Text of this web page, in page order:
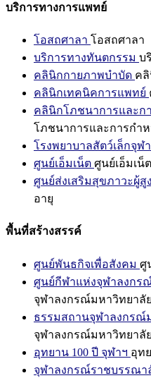
บริการทางการแพทย์
โอสถศาลา โอสถศาลา
บริการทางทันตกรรม บ
คลินิกกายภาพบำบัด ค
คลินิกเทคนิคการแพทย์
คลินิกโภชนาการและก
โภชนาการและการกำ
โรงพยาบาลสัตว์เล็กจุฬ
ศูนย์เอ็มเน็ต ศูนย์เอ็มเน็ต
ศูนย์ส่งเสริมสุขภาวะผู้สู
อายุ
พื้นที่สร้างสรรค์
ศูนย์พันธกิจเพื่อสังคม ศู
ศูนย์กีฬาแห่งจุฬาลงกร
จุฬาลงกรณ์มหาวิทยาลัย
ธรรมสถานจุฬาลงกรณ์
จุฬาลงกรณ์มหาวิทยาลัย
อุทยาน 100 ปี จุฬาฯ อุท
จุฬาลงกรณ์ราชบรรณา